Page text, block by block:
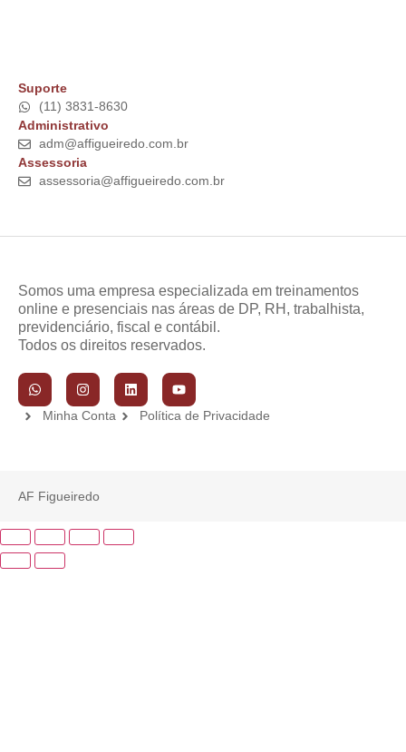
Suporte
(11) 3831-8630
Administrativo
adm@affigueiredo.com.br
Assessoria
assessoria@affigueiredo.com.br
Somos uma empresa especializada em treinamentos
online e presenciais nas áreas de DP, RH, trabalhista,
previdenciário, fiscal e contábil.
Todos os direitos reservados.
Minha Conta Política de Privacidade
AF Figueiredo